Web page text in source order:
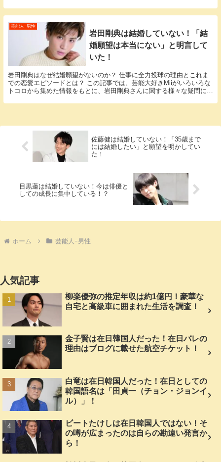
芸能人ｰ男性
岩田剛典は結婚していない！「結
婚願望は本当にない」と明言して
いた！
岩田剛典はなぜ結婚願望がないのか？ 仕事に全力投球の理由とこれま
での恋愛エピソードとは？ この記事では、芸能大好きMiiがいろいろな
トコロから集めた情報をもとに、岩田剛典さんに関する様々な疑問に答
佐藤健は結婚していない！「35歳まで
には結婚したい」と願望を明かしてい
た！
目黒蓮は結婚していない！今は俳優と
しての成長に集中している！？
ホーム 芸能人ｰ男性
人気記事
柳楽優弥の推定年収は約1億円！豪華な
自宅と高級車に囲まれた生活を調査！
金子賢は在日韓国人だった！在日バレの
理由はブログに載せた航空チケット！
白竜は在日韓国人だった！在日としての
韓国語名は「田貞一（チョン・ジョンイ
ル）」！
ビートたけしは在日韓国人ではない！そ
の噂が広まったのは自らの勘違い発言か
ら！